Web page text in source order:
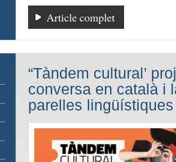
Article complet
“Tàndem cultural’
conversa en català i
parelles lingüístiques